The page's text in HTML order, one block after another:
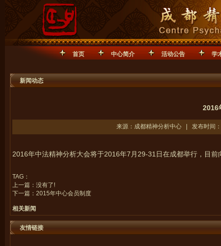
首页 中心简介 活动公告 学
新闻动态
2016
来源：成都精神分析中心 | 发布时间
2016年中法精神分析大会将于2016年7月29-31日在成都举行，目
TAG：
上一篇：没有了!
下一篇： 2015年中心会员制度
相关新闻
友情链接